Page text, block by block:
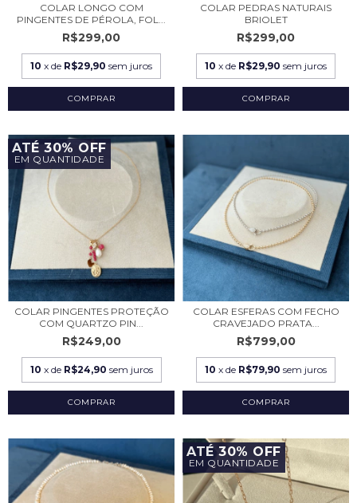
COLAR LONGO COM
PINGENTES DE PÉROLA, FOL...
R$299,00
10 x de R$29,90 sem juros
COLAR PEDRAS NATURAIS
BRIOLET
R$299,00
10 x de R$29,90 sem juros
COMPRAR
ATÉ 30% OFF
EM QUANTIDADE
COLAR PINGENTES PROTEÇÃO
COM QUARTZO PIN...
R$249,00
10 x de R$24,90 sem juros
COLAR ESFERAS COM FECHO
CRAVEJADO PRATA...
R$799,00
10 x de R$79,90 sem juros
COMPRAR
ATÉ 30% OFF
EM QUANTIDADE